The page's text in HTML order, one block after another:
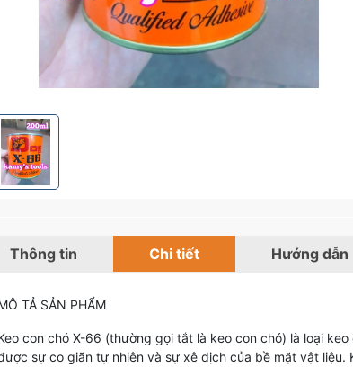
Thông tin Chi tiết Hướng dẫn
TẢ SẢN PHẨM
con chó X-66 (thường gọi tắt là keo con chó) là loại
sự co giãn tự nhiên và sự xê dịch của bề mặt vật